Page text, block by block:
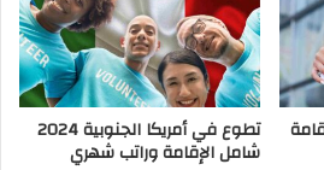
تطوع في أمريكا الجنوبية 2024
شامل الإقامة وراتب شهري